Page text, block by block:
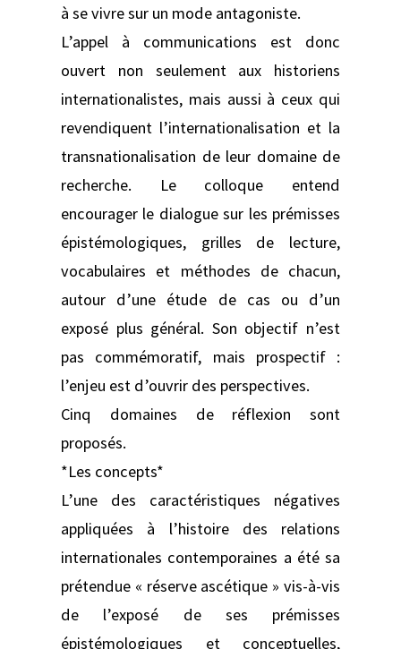
à se vivre sur un mode antagoniste.
L’appel à communications est donc
ouvert non seulement aux historiens
internationalistes, mais aussi à ceux qui
revendiquent l’internationalisation et la
transnationalisation de leur domaine de
recherche. Le colloque entend
encourager le dialogue sur les prémisses
épistémologiques, grilles de lecture,
vocabulaires et méthodes de chacun,
autour d’une étude de cas ou d’un
exposé plus général. Son objectif n’est
pas commémoratif, mais prospectif :
l’enjeu est d’ouvrir des perspectives.
Cinq domaines de réflexion sont
proposés.
*Les concepts*
L’une des caractéristiques négatives
appliquées à l’histoire des relations
internationales contemporaines a été sa
prétendue « réserve ascétique » vis-à-vis
de l’exposé de ses prémisses
épistémologiques et conceptuelles,